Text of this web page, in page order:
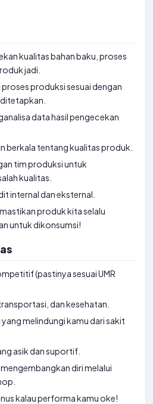
kualitas bahan baku, proses
jadi.
produksi sesuai dengan
data hasil pengecekan
berkala tentang kualitas produk.
tim produksi untuk
kualitas.
internal dan eksternal.
produk kita selalu
untuk dikonsumsi!
(pastinya sesuai UMR
dan kesehatan.
melindungi kamu dari sakit
asik dan suportif.
diri melalui
kalau performa kamu oke!